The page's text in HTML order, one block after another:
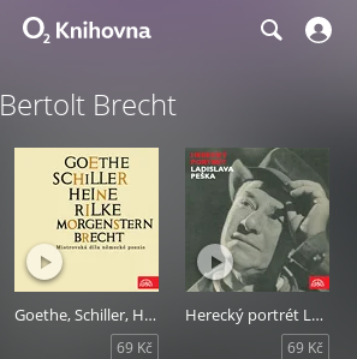
Bertolt Brecht
Goethe, Schiller, Heine, Rilke, Morgenstern, Brecht
69 Kč
Herecký portrét Ladislava Peška
69 Kč